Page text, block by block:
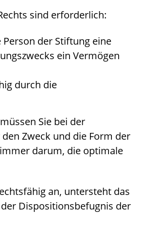
sind erforderlich:
der Stiftung eine
ein Vermögen
durch die
Sie bei der
Zweck und die Form der
darum, die optimale
an, untersteht das
Dispositionsbefugnis der